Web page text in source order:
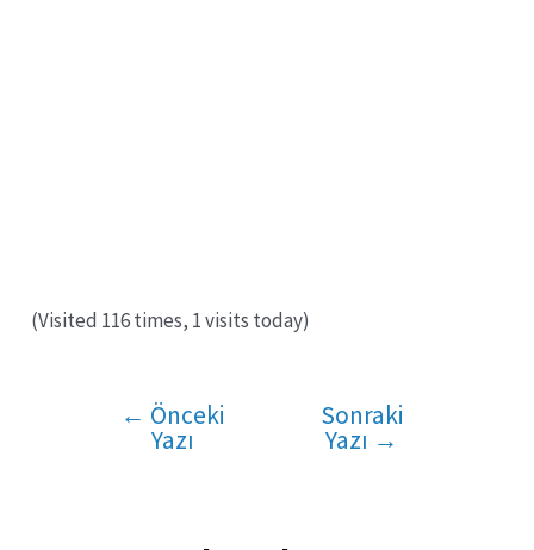
(Visited 116 times, 1 visits today)
gezinmesi
← Önceki
Yazı
Sonraki
Yazı →